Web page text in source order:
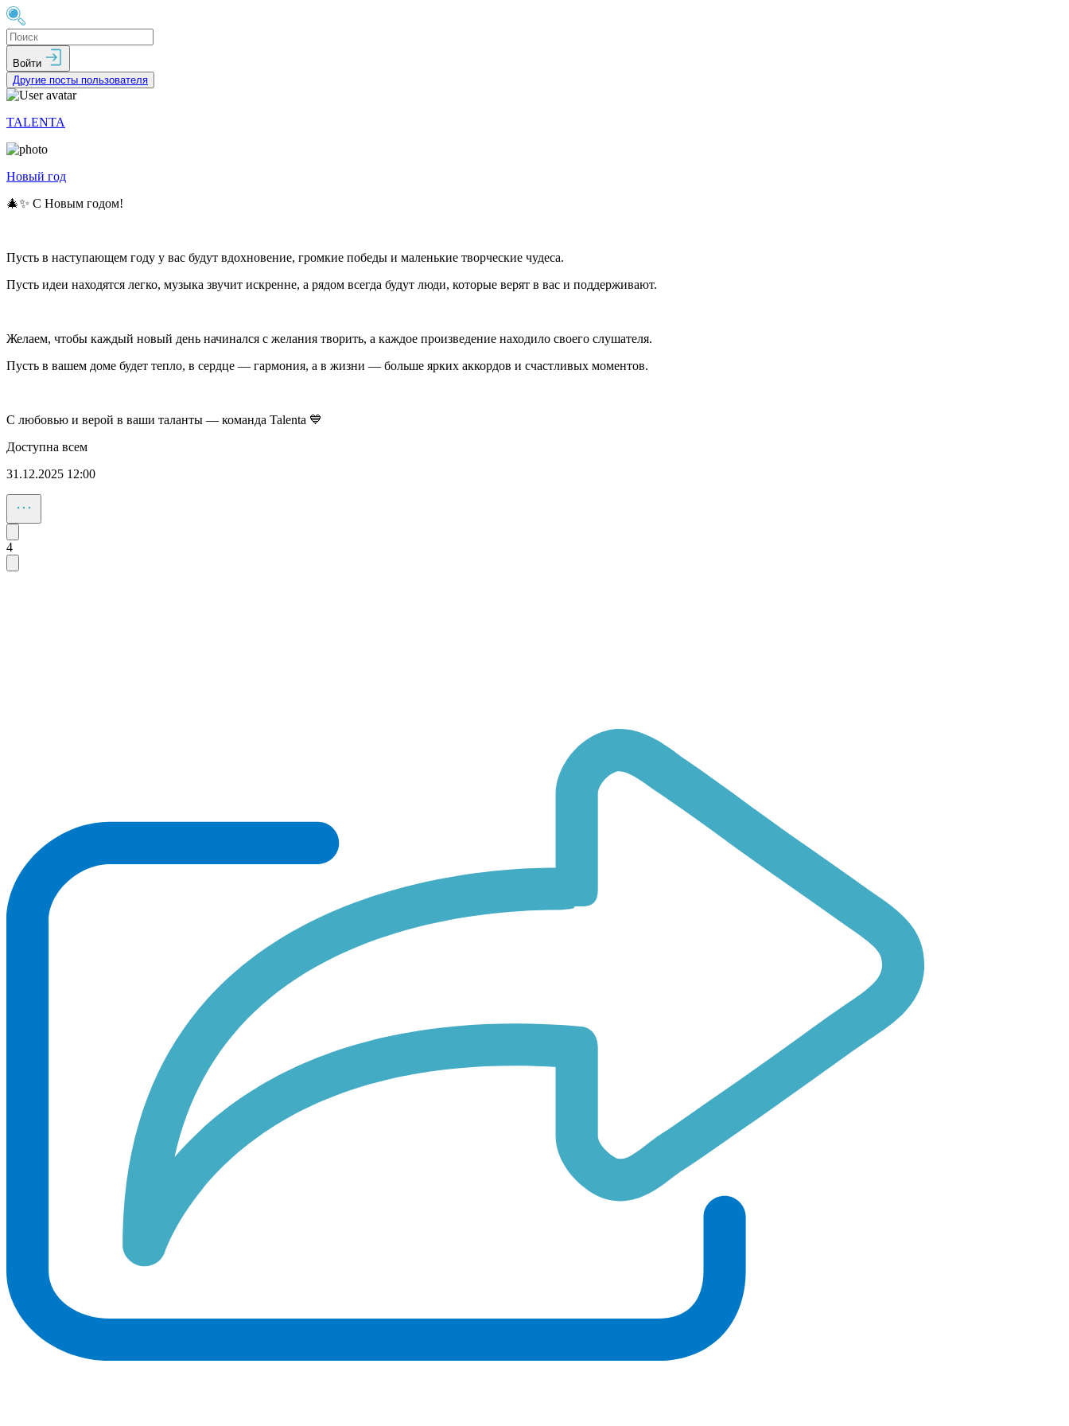
Войти
Другие посты пользователя
TALENTA
Новый год
🎄✨ С Новым годом!
Пусть в наступающем году у вас будут вдохновение, громкие победы и маленькие творческие чудеса.
Пусть идеи находятся легко, музыка звучит искренне, а рядом всегда будут люди, которые верят в вас и поддерживают.
Желаем, чтобы каждый новый день начинался с желания творить, а каждое произведение находило своего слушателя.
Пусть в вашем доме будет тепло, в сердце — гармония, а в жизни — больше ярких аккордов и счастливых моментов.
С любовью и верой в ваши таланты — команда Talenta 💙
Доступна всем
31.12.2025 12:00
4